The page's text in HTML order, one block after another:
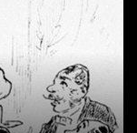
others’